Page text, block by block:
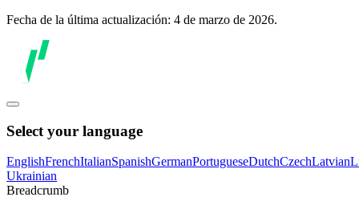
Fecha de la última actualización: 4 de marzo de 2026.
Select your language
EnglishFrenchItalianSpanishGermanPortugueseDutchCzechLatvian
Ukrainian
Breadcrumb